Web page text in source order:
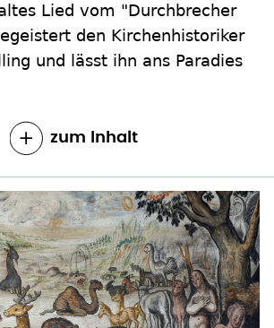
Lied vom "Durchbrecher
den Kirchenhistoriker
und lässt ihn ans Paradies
zum Inhalt